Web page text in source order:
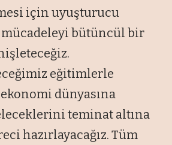
için uyuşturucu
mücadeleyi bütüncül bir
eğitimlerle
dünyasına
teminat altına
hazırlayacağız. Tüm